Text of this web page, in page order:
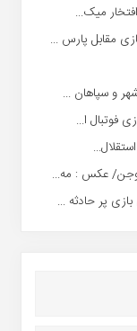
میک...
مقابل پارس ...
و سپاهان ...
فوتبال ا...
عکس : مه...
پر حادثه ...